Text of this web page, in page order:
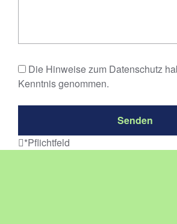
Die Hinweise zum Datenschutz
Kenntnis genommen.
Senden
*Pflichtfeld